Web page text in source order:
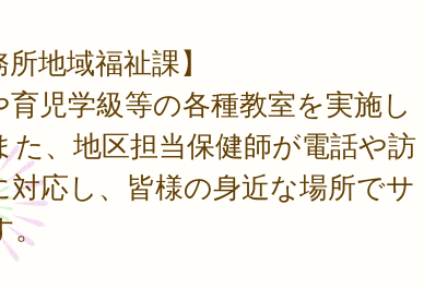
所地域福祉課】
児学級等の各種教室を実施し
た、地区担当保健師が電話や訪
対応し、皆様の身近な場所でサ
。